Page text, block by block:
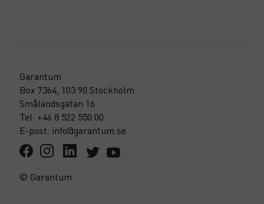
Garantum
Box 7364, 103 90 Stockholm
Smålandsgatan 16
Tel: +46 8 522 550 00
E-post: info@garantum.se
© Garantum